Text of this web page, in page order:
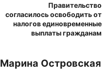
Правительство
согласилось освободить от
налогов единовременные
выплаты гражданам
Марина Островская